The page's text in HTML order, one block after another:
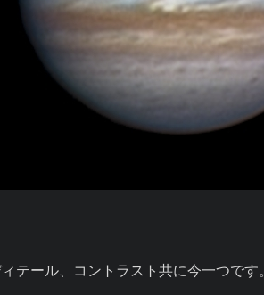
テール、コントラスト共に今一つです。